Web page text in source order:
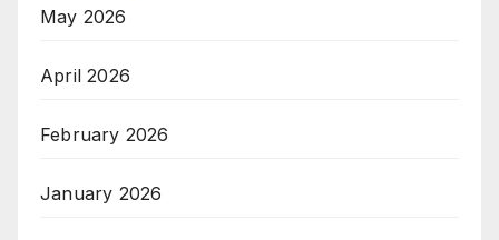
May 2026
April 2026
February 2026
January 2026